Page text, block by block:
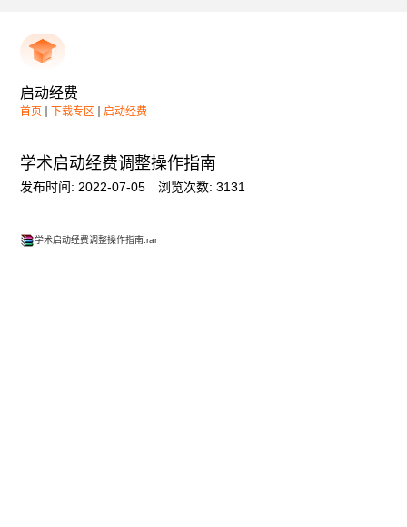
启动经费
首页 下载专区 启动经费
学术启动经费调整操作指南
发布时间: 2022-07-05 浏览次数: 3131
学术启动经费调整操作指南.rar